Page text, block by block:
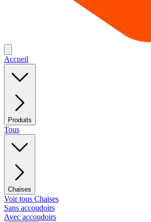
Accueil
Produits
Tous
Chaises
Voir tous Chaises
Sans accoudoirs
Avec accoudoirs